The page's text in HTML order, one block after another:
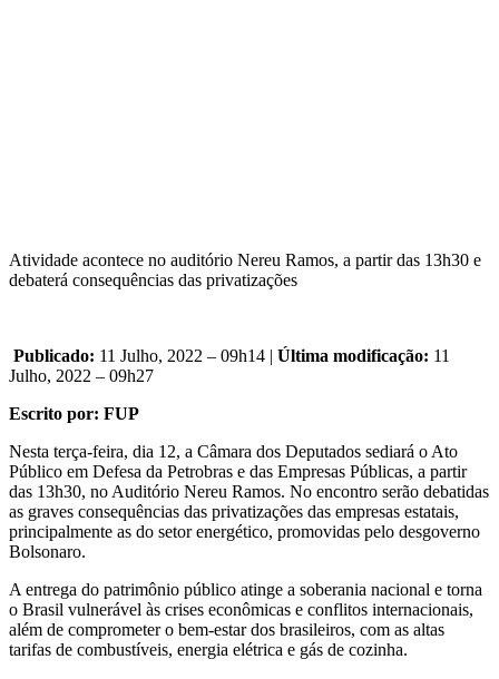
Atividade acontece no auditório Nereu Ramos, a partir das 13h30 e
debaterá consequências das privatizações
Publicado: 11 Julho, 2022 – 09h14 | Última modificação: 11
Julho, 2022 – 09h27
Escrito por: FUP
Nesta terça-feira, dia 12, a Câmara dos Deputados sediará o Ato
Público em Defesa da Petrobras e das Empresas Públicas, a partir
das 13h30, no Auditório Nereu Ramos. No encontro serão debatidas
as graves consequências das privatizações das empresas estatais,
principalmente as do setor energético, promovidas pelo desgoverno
Bolsonaro.
A entrega do patrimônio público atinge a soberania nacional e torna
o Brasil vulnerável às crises econômicas e conflitos internacionais,
além de comprometer o bem-estar dos brasileiros, com as altas
tarifas de combustíveis, energia elétrica e gás de cozinha.